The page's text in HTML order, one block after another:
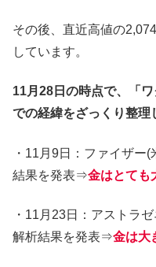
その後、直近高値の
しています。
11月28日の時点で、「
での経緯をざっくり整理
・11月9日：ファイザー
結果を発表⇒金はとても
・11月23日：アストラ
解析結果を発表⇒金は大